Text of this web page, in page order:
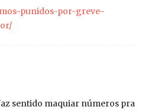
punidos-por-greve-
sentido maquiar números pra